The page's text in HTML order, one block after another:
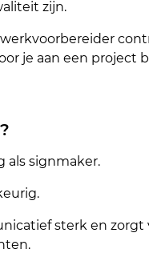
zijn.
je aan een project
als signmaker.
sterk en